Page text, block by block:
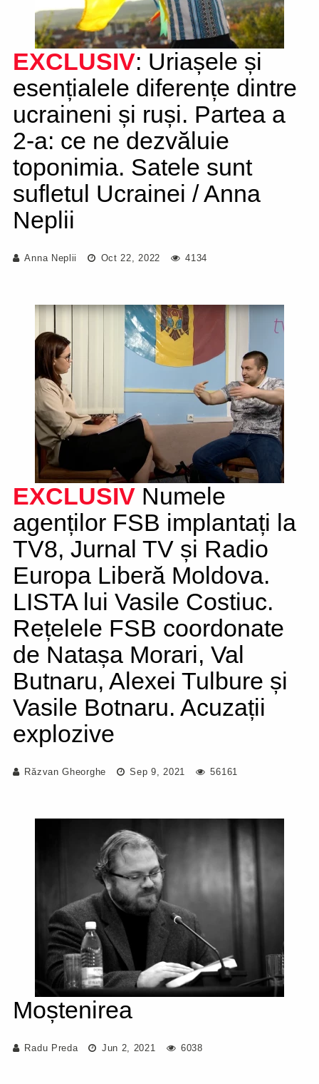
EXCLUSIV: Uriașele și
esențialele diferențe dintre
ucraineni și ruși. Partea a
2-a: ce ne dezvăluie
toponimia. Satele sunt
sufletul Ucrainei / Anna
Neplii
Anna Neplii Oct 22, 2022 4134
EXCLUSIV Numele
agenților FSB implantați la
TV8, Jurnal TV și Radio
Europa Liberă Moldova.
LISTA lui Vasile Costiuc.
Rețelele FSB coordonate
de Natașa Morari, Val
Butnaru, Alexei Tulbure și
Vasile Botnaru. Acuzații
explozive
Răzvan Gheorghe Sep 9, 2021 56161
Moștenirea
Radu Preda Jun 2, 2021 6038